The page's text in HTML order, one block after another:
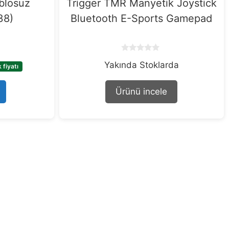
fiyatı
Trigger TMR Manyetik Joystick
Bluetooth E-Sports Gamepad
o
t
f
Yakında Stoklarda
Ürünü incele